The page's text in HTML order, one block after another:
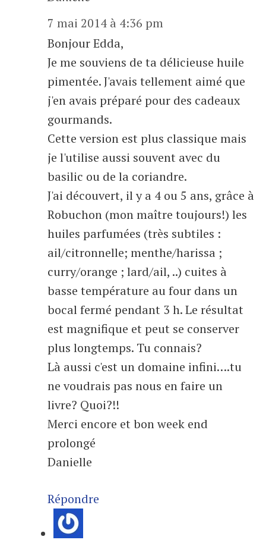
7 mai 2014 à 4:36 pm
Bonjour Edda,
Je me souviens de ta délicieuse huile
pimentée. J'avais tellement aimé que
j'en avais préparé pour des cadeaux
gourmands.
Cette version est plus classique mais
je l'utilise aussi souvent avec du
basilic ou de la coriandre.
J'ai découvert, il y a 4 ou 5 ans, grâce à
Robuchon (mon maître toujours!) les
huiles parfumées (très subtiles :
ail/citronnelle; menthe/harissa ;
curry/orange ; lard/ail, ..) cuites à
basse température au four dans un
bocal fermé pendant 3 h. Le résultat
est magnifique et peut se conserver
plus longtemps. Tu connais?
Là aussi c'est un domaine infini….tu
ne voudrais pas nous en faire un
livre? Quoi?!!
Merci encore et bon week end
prolongé
Danielle
Répondre